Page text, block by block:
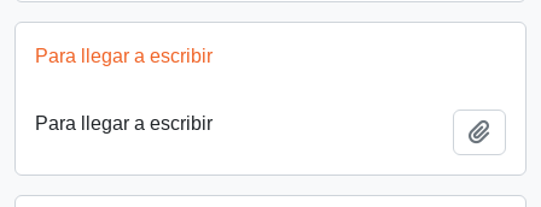
Para llegar a escribir
Para llegar a escribir